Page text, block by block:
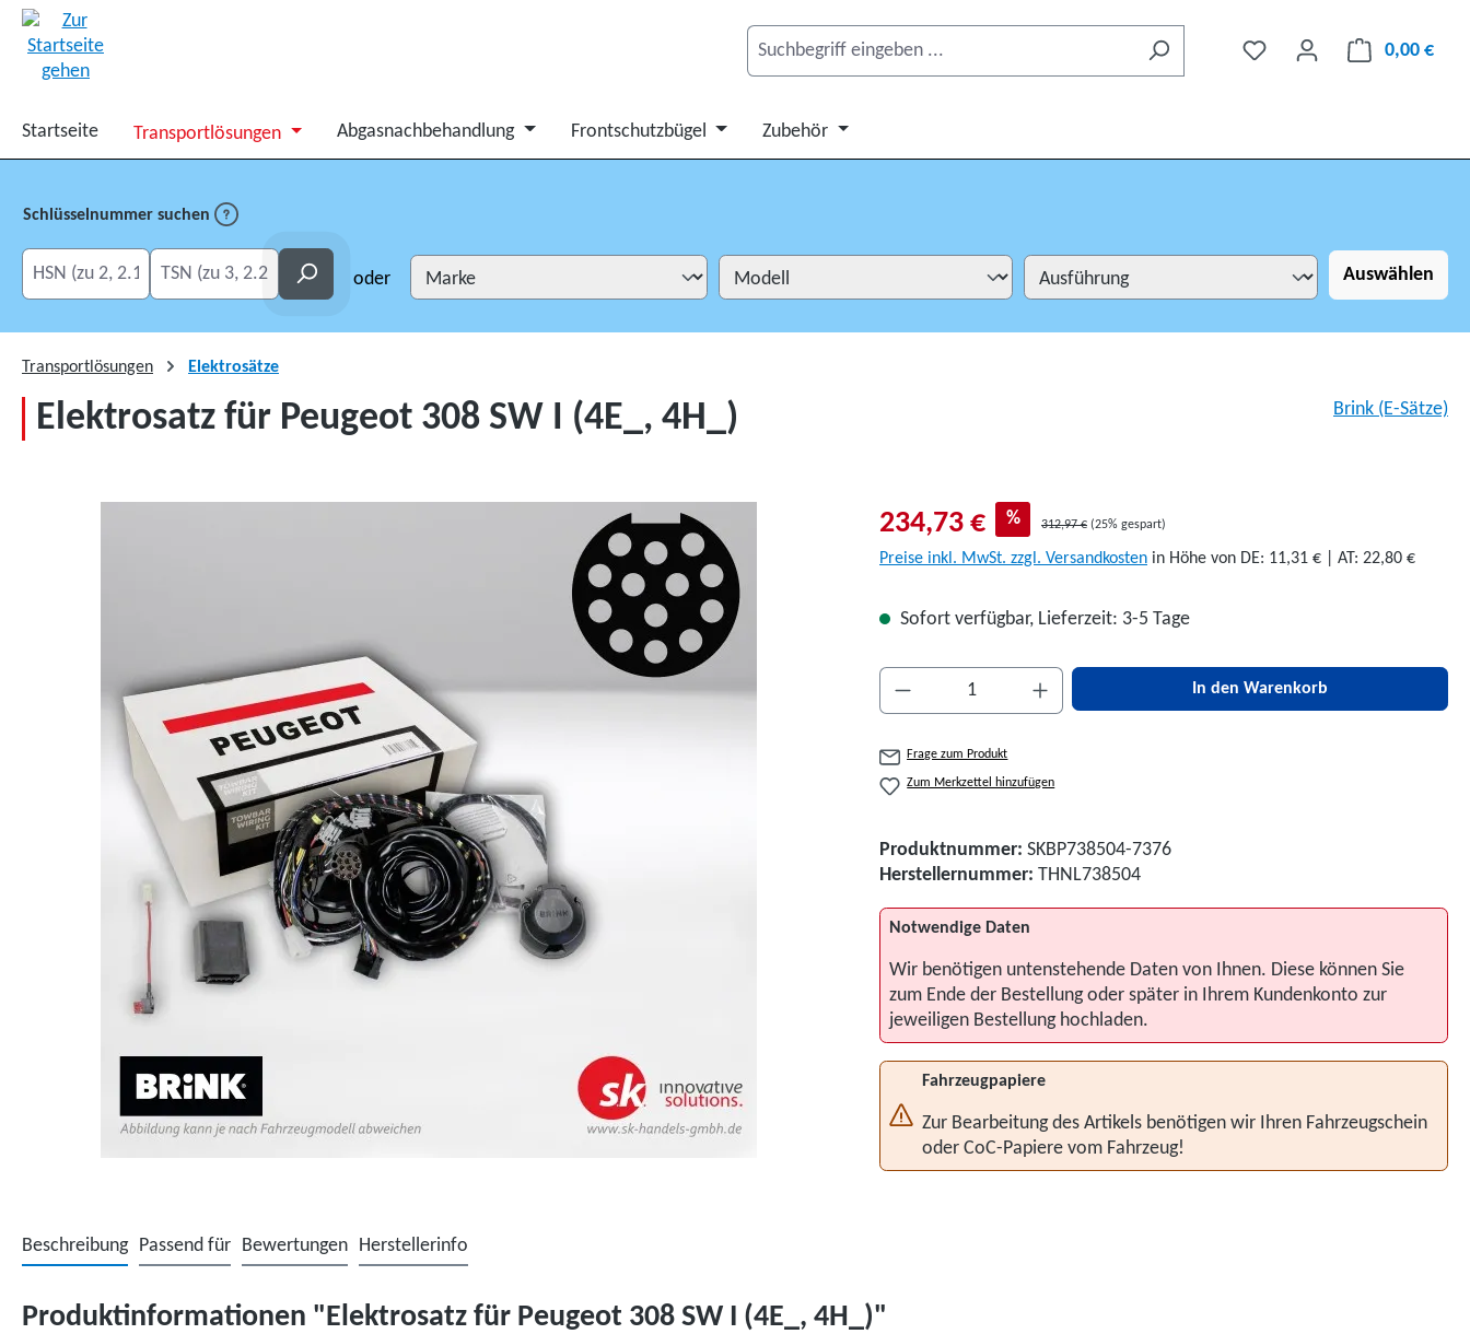
0,00 €
Startseite Transportlösungen Abgasnachbehandlung Frontschutzbügel Zubehör
Schlüsselnummer suchen
HSN eingeben
TSN eingeben Suchen oder Auswählen
Transportlösungen Elektrosätze
Elektrosatz für Peugeot 308 SW I (4E_, 4H_) Brink (E-Sätze)
234,73 € % 312,97 € (25% gespart)
Preise inkl. MwSt. zzgl. Versandkosten in Höhe von DE: 11,31 € | AT: 22,80 €
Sofort verfügbar, Lieferzeit: 3-5 Tage
Produkt Anzahl: Gib den gewünschten Wert ein oder
In den Warenkorb
Frage zum Produkt
Zum Merkzettel hinzufügen
Produktnummer: SKBP738504-7376
Herstellernummer: THNL738504
Notwendige Daten
Wir benötigen untenstehende Daten von Ihnen. Diese können Sie
zum Ende der Bestellung oder später in Ihrem Kundenkonto zur
jeweiligen Bestellung hochladen.
Fahrzeugpapiere
Zur Bearbeitung des Artikels benötigen wir Ihren Fahrzeugschein
oder CoC-Papiere vom Fahrzeug!
Beschreibung Passend für Bewertungen Herstellerinfo
Produktinformationen "Elektrosatz für Peugeot 308 SW I (4E_, 4H_)"